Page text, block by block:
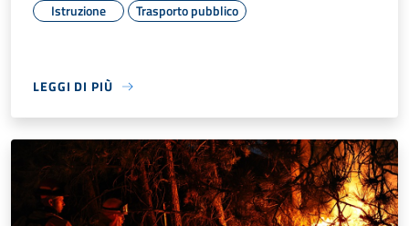
Istruzione Trasporto pubblico
LEGGI DI PIÙ